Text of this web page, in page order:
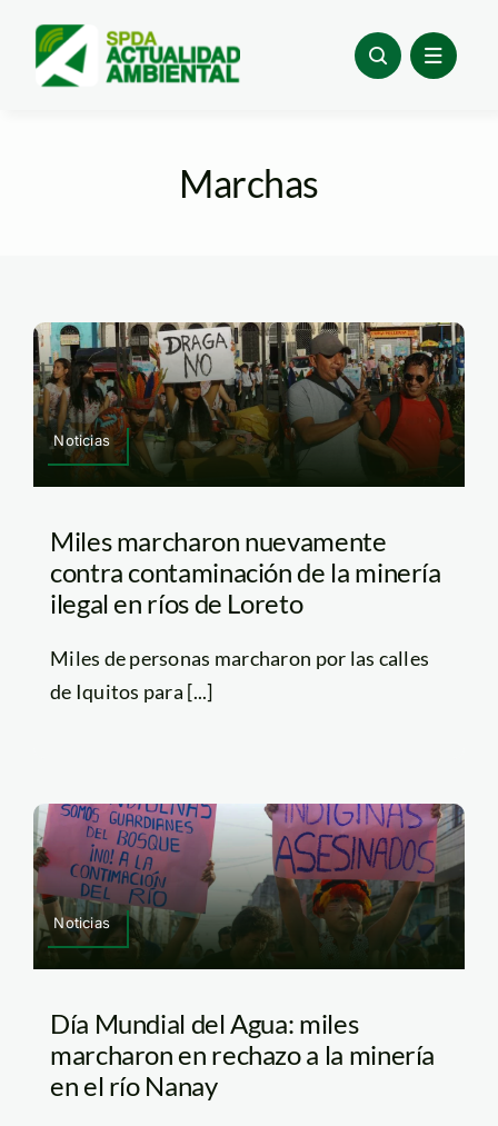
content
Marchas
Noticias
Miles marcharon nuevamente
contra contaminación de la minería
ilegal en ríos de Loreto
Miles de personas marcharon por las calles
de Iquitos para [...]
Noticias
Día Mundial del Agua: miles
marcharon en rechazo a la minería
en el río Nanay